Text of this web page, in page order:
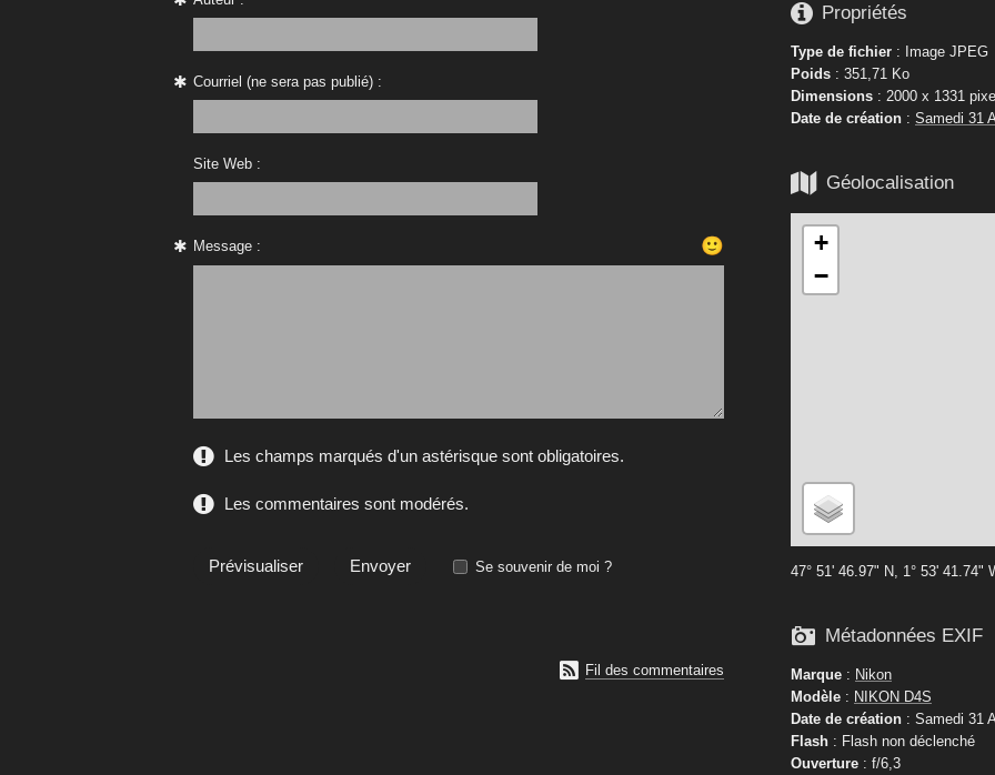
 Propriétés
Type de fichier : Image JPEG
Poids : 351,71 Ko
Dimensions : 2000 x 1331
Date de création : Samedi 31
 Géolocalisation
+
−
47° 51' 46.97" N, 1° 53' 41.74"
 Métadonnées EXIF
Marque : Nikon
Modèle : NIKON D4S
Date de création : Samedi 31
Flash : Flash non déclenché
Ouverture : f/6,3
Courriel (ne sera pas publié) :
Site Web :
Message : 🙂
Les champs marqués d'un astérisque sont obligatoires.
Les commentaires sont modérés.
Se souvenir de moi ?
 Fil des commentaires